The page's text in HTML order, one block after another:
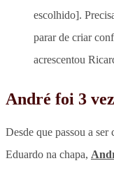
escolhido].
parar de criar
acrescentou
André foi 3
Desde que passou a ser
Eduardo na chapa,